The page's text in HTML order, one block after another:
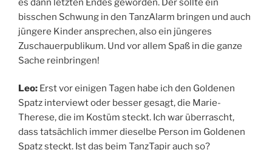
es dann letzten Endes geworden. Der sollte ein
bisschen Schwung in den TanzAlarm bringen und auch
jüngere Kinder ansprechen, also ein jüngeres
Zuschauerpublikum. Und vor allem Spaß in die ganze
Sache reinbringen!
Leo: Erst vor einigen Tagen habe ich den Goldenen
Spatz interviewt oder besser gesagt, die Marie-
Therese, die im Kostüm steckt. Ich war überrascht,
dass tatsächlich immer dieselbe Person im Goldenen
Spatz steckt. Ist das beim TanzTapir auch so?